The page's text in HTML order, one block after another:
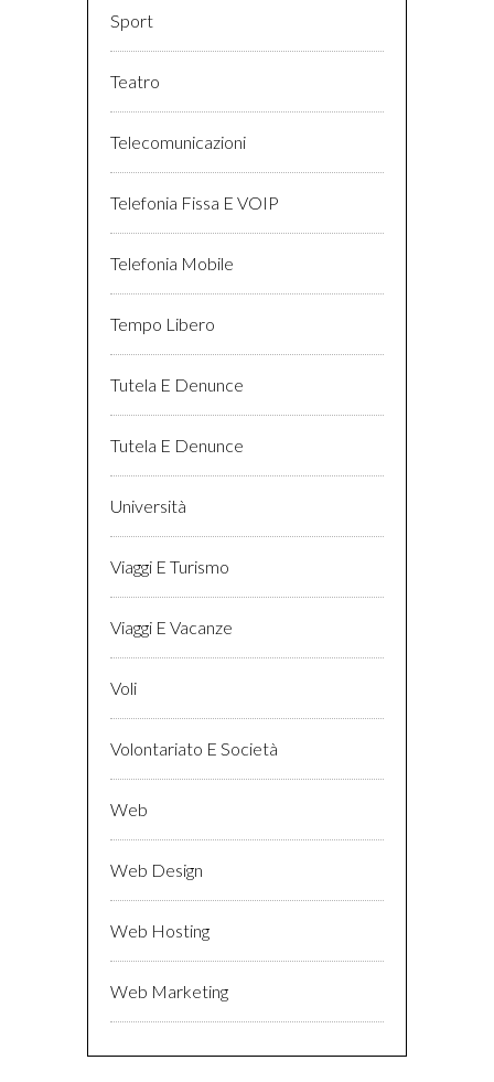
Sport
Teatro
Telecomunicazioni
Telefonia Fissa E VOIP
Telefonia Mobile
Tempo Libero
Tutela E Denunce
Tutela E Denunce
Università
Viaggi E Turismo
Viaggi E Vacanze
Voli
Volontariato E Società
Web
Web Design
Web Hosting
Web Marketing